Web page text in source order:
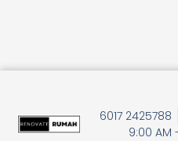
6017 2425788
9:00 AM